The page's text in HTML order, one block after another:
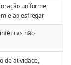
uniforme,
e ao esfregar
não
de atividade,